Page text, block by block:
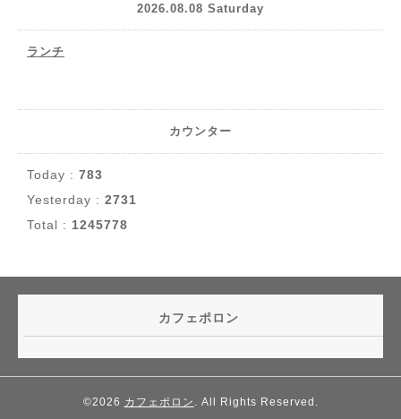
2026.08.08 Saturday
ランチ
カウンター
Today : 783
Yesterday : 2731
Total : 1245778
カフェポロン
©2026 カフェポロン . All Rights Reserved.